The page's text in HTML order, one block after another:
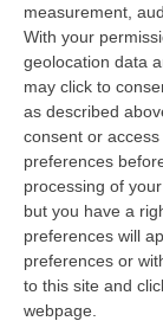
measurement,
With your
geolocation data
may click to
as described
consent or
preferences
processing of
but you have a
preferences will
preferences or
to this site and
webpage.
Barbalace,
andato
prospettate
tra conflitti
Sono
speriamo
serenità»